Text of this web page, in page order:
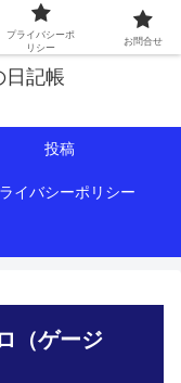
イフをサポート！
日記帳
投稿
イバシーポリシー
（ゲージ
プライバシーポ
リシー
お問合せ